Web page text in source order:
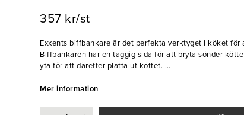
357 kr/st
Exxents biffbankare är det perfekta verktyget i köket för
Biffbankaren har en taggig sida för att bryta sönder
yta för att därefter platta ut köttet.
* Tillverkad av gjutet aluminium
Mer information